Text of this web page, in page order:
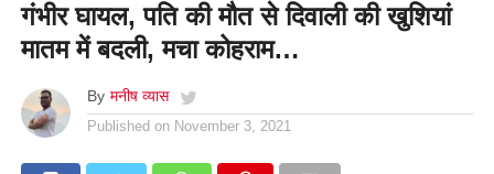
गंभीर घायल, पति की मौत से दिवाली की खुशियां
मातम में बदली, मचा कोहराम…
By मनीष व्यास
Published on November 3, 2021